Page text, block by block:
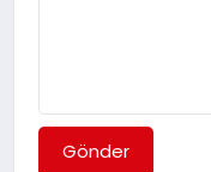
Gönder